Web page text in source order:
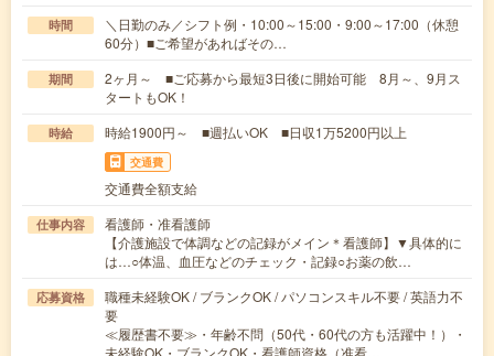
時間
＼日勤のみ／シフト例・10:00～15:00・9:00～17:00（休憩
60分）■ご希望があればその…
期間
2ヶ月～ ■ご応募から最短3日後に開始可能 8月～、9月ス
タートもOK！
時給 時給1900円～ ■週払いOK ■日収1万5200円以上
交通費
交通費全額支給
仕事内容
看護師・准看護師
【介護施設で体調などの記録がメイン＊看護師】▼具体的に
は…○体温、血圧などのチェック・記録○お薬の飲…
応募資格
職種未経験OK / ブランクOK / パソコンスキル不要 / 英語力不
要
≪履歴書不要≫・年齢不問（50代・60代の方も活躍中！）・
未経験OK・ブランクOK・看護師資格（准看…